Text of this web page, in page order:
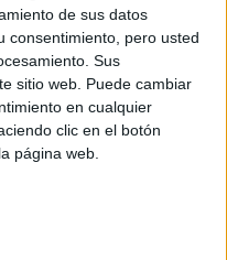
de sus datos
consentimiento, pero usted
Sus
sitio web. Puede cambiar
en cualquier
clic en el botón
página web.
en años siguientes unos
que luego no se os
máquinas...
días.
y no habléis con los